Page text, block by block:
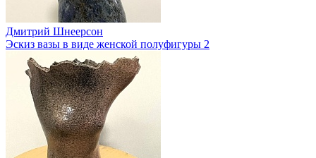
Дмитрий Шнеерсон
Эскиз вазы в виде женской полуфигуры 2